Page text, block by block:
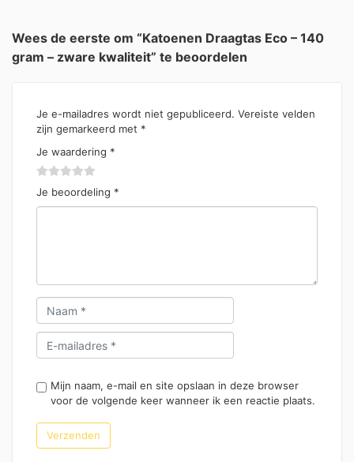
Wees de eerste om “Katoenen Draagtas Eco – 140
gram – zware kwaliteit” te beoordelen
Je e-mailadres wordt niet gepubliceerd. Vereiste velden
zijn gemarkeerd met *
Je waardering *
Je beoordeling *
Mijn naam, e-mail en site opslaan in deze browser
voor de volgende keer wanneer ik een reactie plaats.